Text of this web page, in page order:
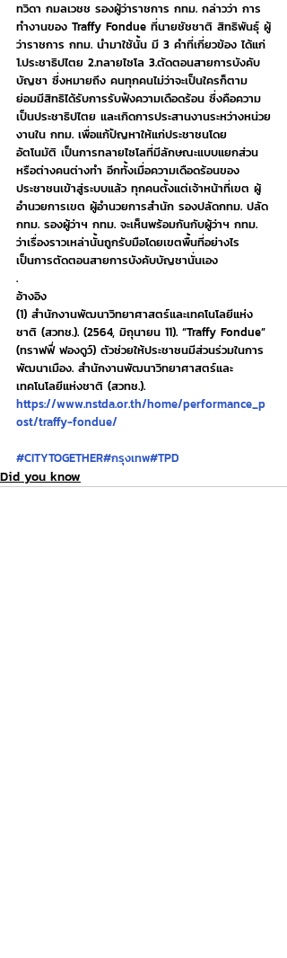
ทวิดา กมลเวชช รองผู้ว่าราชการ กทม. กล่าวว่า การ
ทำงานของ Traffy Fondue ที่นายชัชชาติ สิทธิพันธุ์ ผู้
ว่าราชการ กทม. นำมาใช้นั้น มี 3 คำที่เกี่ยวข้อง ได้แก่
1.ประชาธิปไตย 2.ทลายไซโล 3.ตัดตอนสายการบังคับ
บัญชา ซึ่งหมายถึง คนทุกคนไม่ว่าจะเป็นใครก็ตาม
ย่อมมีสิทธิได้รับการรับฟังความเดือดร้อน ซึ่งคือความ
เป็นประชาธิปไตย และเกิดการประสานงานระหว่างหน่วย
งานใน กทม. เพื่อแก้ปัญหาให้แก่ประชาชนโดย
อัตโนมัติ เป็นการทลายไซโลที่มีลักษณะแบบแยกส่วน
หรือต่างคนต่างทำ อีกทั้งเมื่อความเดือดร้อนของ
ประชาชนเข้าสู่ระบบแล้ว ทุกคนตั้งแต่เจ้าหน้าที่เขต ผู้
อำนวยการเขต ผู้อำนวยการสำนัก รองปลัดกทม. ปลัด
กทม. รองผู้ว่าฯ กทม. จะเห็นพร้อมกันกับผู้ว่าฯ กทม.
ว่าเรื่องราวเหล่านั้นถูกรับมือโดยเขตพื้นที่อย่างไร
เป็นการตัดตอนสายการบังคับบัญชานั่นเอง
.
อ้างอิง
(1) สำนักงานพัฒนาวิทยาศาสตร์และเทคโนโลยีแห่ง
ชาติ (สวทช.). (2564, มิถุนายน 11). “Traffy Fondue”
(ทราฟฟี่ ฟองดูว์) ตัวช่วยให้ประชาชนมีส่วนร่วมในการ
พัฒนาเมือง. สำนักงานพัฒนาวิทยาศาสตร์และ
เทคโนโลยีแห่งชาติ (สวทช.).
https://www.nstda.or.th/home/performance_p
ost/traffy-fondue/
#CITYTOGETHER#กรุงเทพ#TPD
Did you know